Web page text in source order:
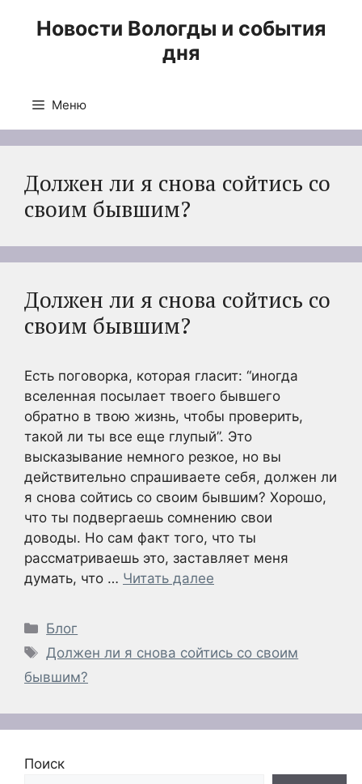
Новости Вологды и события
дня
Меню
Должен ли я снова сойтись со
своим бывшим?
Должен ли я снова сойтись со
своим бывшим?
Есть поговорка, которая гласит: “иногда
вселенная посылает твоего бывшего
обратно в твою жизнь, чтобы проверить,
такой ли ты все еще глупый”. Это
высказывание немного резкое, но вы
действительно спрашиваете себя, должен ли
я снова сойтись со своим бывшим? Хорошо,
что ты подвергаешь сомнению свои
доводы. Но сам факт того, что ты
рассматриваешь это, заставляет меня
думать, что … Читать далее
Рубрики
Блог
Метки
Должен ли я снова сойтись со своим
бывшим?
Поиск